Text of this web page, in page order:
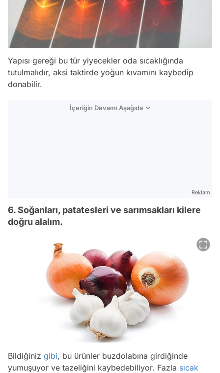
Yapısı gereği bu tür yiyecekler oda sıcaklığında
tutulmalıdır, aksi taktirde yoğun kıvamını kaybedip
donabilir.
İçeriğin Devamı Aşağıda
Reklam
6. Soğanları, patatesleri ve sarımsakları kilere
doğru alalım.
Bildiğiniz gibi, bu ürünler buzdolabına girdiğinde
yumuşuyor ve tazeliğini kaybedebiliyor. Fazla sıcak